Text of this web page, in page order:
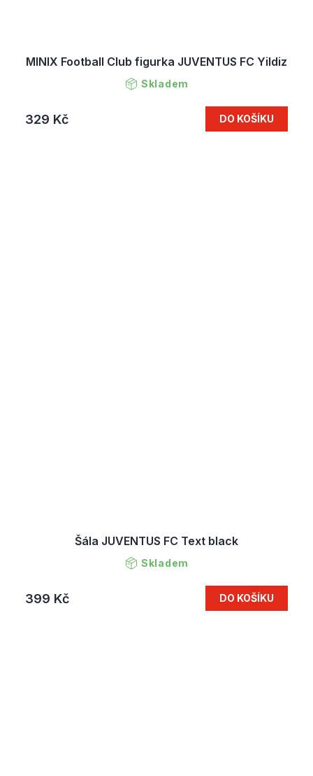
MINIX Football Club figurka JUVENTUS FC Yildiz
Skladem
329 Kč DO KOŠÍKU
Šála JUVENTUS FC Text black
Skladem
399 Kč DO KOŠÍKU